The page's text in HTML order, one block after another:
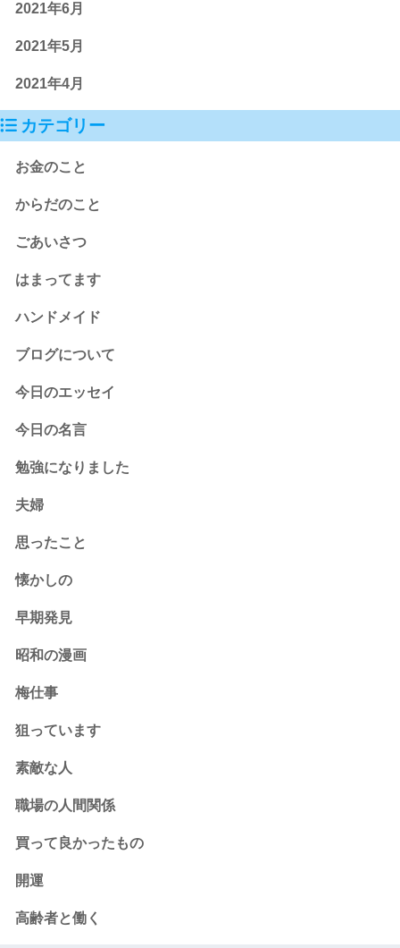
2021年6月
2021年5月
2021年4月
カテゴリー
お金のこと
からだのこと
ごあいさつ
はまってます
ハンドメイド
ブログについて
今日のエッセイ
今日の名言
勉強になりました
夫婦
思ったこと
懐かしの
早期発見
昭和の漫画
梅仕事
狙っています
素敵な人
職場の人間関係
買って良かったもの
開運
高齢者と働く